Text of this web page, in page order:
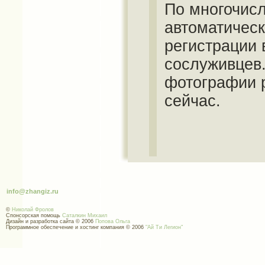
По
регистрации
фотографии
сейчас.
info@zhangiz.ru
© Николай Фролов
Спонсорская помощь Саталкин Михаил
Дизайн и разработка сайта © 2006 Попова Ольга
Программное обеспечение и хостинг компания © 2006 "Ай Ти Легион"